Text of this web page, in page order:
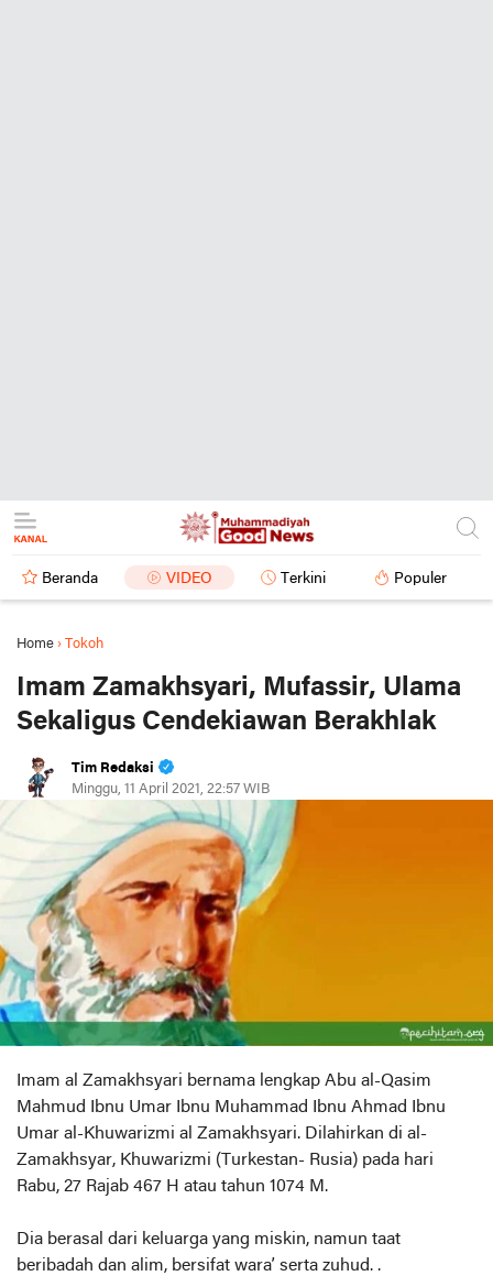
Beranda VIDEO Terkini Populer
Home › Tokoh
Imam Zamakhsyari, Mufassir, Ulama
Sekaligus Cendekiawan Berakhlak
Tim Redaksi
Minggu, 11 April 2021, 22:57 WIB
Imam al Zamakhsyari bernama lengkap Abu al-Qasim
Mahmud Ibnu Umar Ibnu Muhammad Ibnu Ahmad Ibnu
Umar al-Khuwarizmi al Zamakhsyari. Dilahirkan di al-
Zamakhsyar, Khuwarizmi (Turkestan- Rusia) pada hari
Rabu, 27 Rajab 467 H atau tahun 1074 M.
Dia berasal dari keluarga yang miskin, namun taat
beribadah dan alim, bersifat wara’ serta zuhud. .